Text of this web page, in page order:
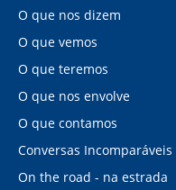
O que nos dizem
O que vemos
O que teremos
O que nos envolve
O que contamos
Conversas Incomparáveis
On the road - na estrada